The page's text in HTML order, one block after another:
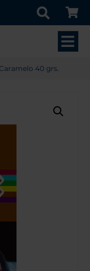
40 grs.